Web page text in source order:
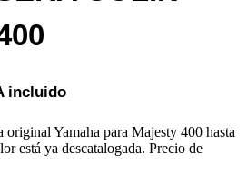
incluido
original Yamaha para Majesty 400 hasta
está ya descatalogada. Precio de